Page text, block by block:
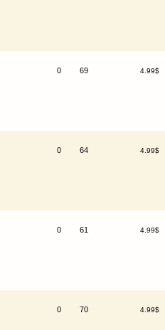
0 69 4.99$
0 64 4.99$
0 61 4.99$
0 70 4.99$